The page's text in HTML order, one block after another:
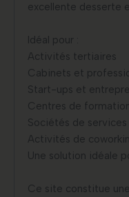
excellente desserte
Idéal pour :
Activités tertiaires
Cabinets et
Start-ups et
Centres de
Sociétés de services
Activités de
Une solution idéale
Ce site constitue